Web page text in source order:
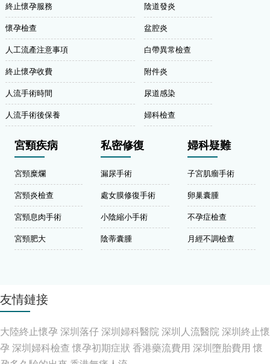
終止懷孕服務
懷孕檢查
人工流產注意事項
終止懷孕收費
人流手術時間
人流手術後保養
陰道發炎
盆腔炎
白帶異常檢查
附件炎
尿道感染
婦科檢查
宮頸疾病
宮頸糜爛
宮頸炎檢查
宮頸息肉手術
宮頸肥大
私密修復
漏尿手術
處女膜修復手術
小陰縮小手術
陰蒂囊腫
婦科疑難
子宮肌瘤手術
卵巢囊腫
不孕症檢查
月經不調檢查
友情鏈接
大陸終止懷孕 深圳落仔深圳婦科醫院深圳人流醫院深圳終止懷
孕 深圳婦科檢查 懷孕初期症狀 香港藥流費用 深圳墮胎費用 懷